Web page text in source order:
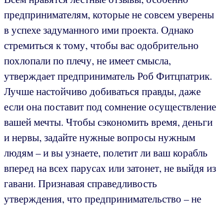
предпринимателям, которые не совсем уверены
в успехе задуманного ими проекта. Однако
стремиться к тому, чтобы вас одобрительно
похлопали по плечу, не имеет смысла,
утверждает предприниматель Роб Фитцпатрик.
Лучше настойчиво добиваться правды, даже
если она поставит под сомнение осуществление
вашей мечты. Чтобы сэкономить время, деньги
и нервы, задайте нужные вопросы нужным
людям – и вы узнаете, полетит ли ваш корабль
вперед на всех парусах или затонет, не выйдя из
гавани. Признавая справедливость
утверждения, что предпринимательство – не